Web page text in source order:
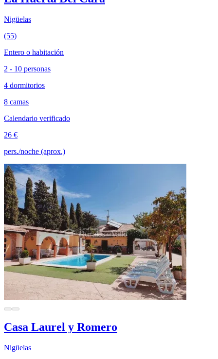
Nigüelas
(55)
Entero o habitación
2 - 10 personas
4 dormitorios
8 camas
Calendario verificado
26 €
pers./noche (aprox.)
Casa Laurel y Romero
Nigüelas